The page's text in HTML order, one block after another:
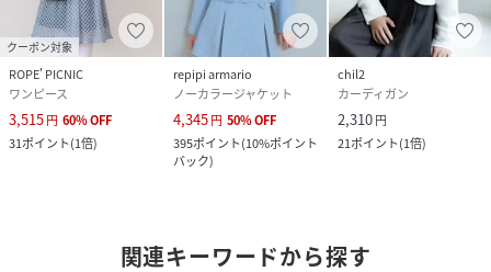
クーポン対象
ROPE' PICNIC
ワンピース
3,515円 60%OFF
31ポイント(1倍)
repipi armario
ノーカラージャケット
4,345円 50%OFF
395ポイント(10%ポイント
バック)
chil2
カーディガン
2,310円
21ポイント(1倍)
関連キーワードから探す